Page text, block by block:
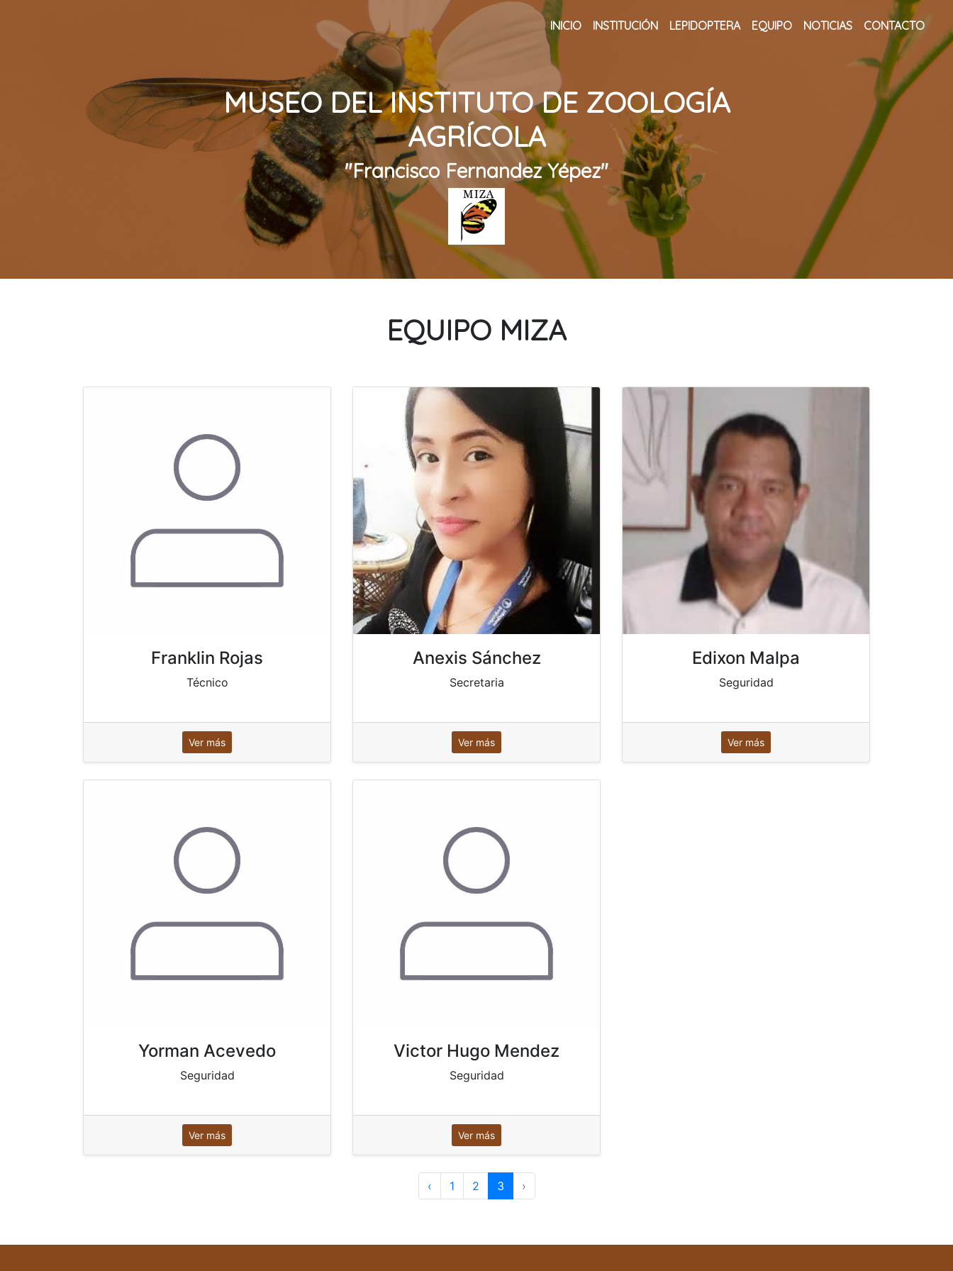
INICIO INSTITUCIÓN LEPIDOPTERA EQUIPO NOTICIAS CONTACTO
MUSEO DEL INSTITUTO DE ZOOLOGÍA
AGRÍCOLA
"Francisco Fernandez Yépez"
EQUIPO MIZA
Franklin Rojas
Técnico
Ver más
Anexis Sánchez
Secretaria
Ver más
Edixon Malpa
Seguridad
Ver más
Yorman Acevedo
Seguridad
Ver más
Victor Hugo Mendez
Seguridad
Ver más
‹ 1 2 3 ›